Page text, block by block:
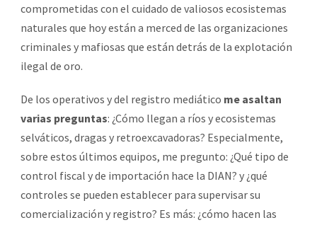
comprometidas con el cuidado de valiosos ecosistemas
naturales que hoy están a merced de las organizaciones
criminales y mafiosas que están detrás de la explotación
ilegal de oro.
De los operativos y del registro mediático me asaltan
varias preguntas: ¿Cómo llegan a ríos y ecosistemas
selváticos, dragas y retroexcavadoras? Especialmente,
sobre estos últimos equipos, me pregunto: ¿Qué tipo de
control fiscal y de importación hace la DIAN? y ¿qué
controles se pueden establecer para supervisar su
comercialización y registro? Es más: ¿cómo hacen las